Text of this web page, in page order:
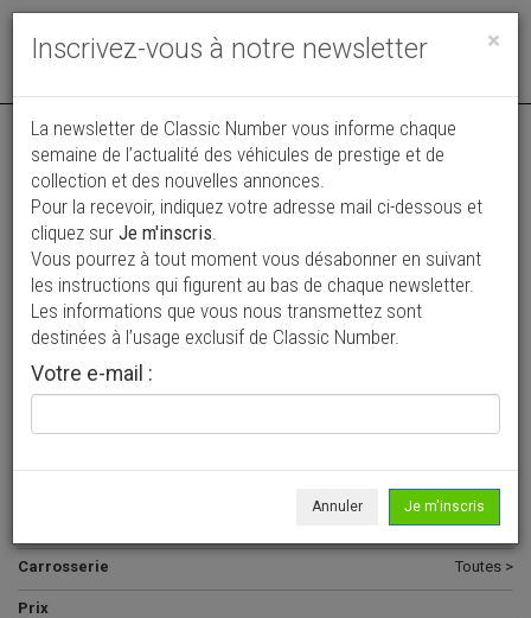
Toggle
Vos annonces vues par
plus de 4 millions de collectionneurs
Ajouter une annonce
> Rechercher un véhicule
Tous >
Carrosserie Toutes >
Prix
×
Inscrivez-vous à notre newsletter
La newsletter de Classic Number vous informe chaque
semaine de l’actualité des véhicules de prestige et de
collection et des nouvelles annonces.
Pour la recevoir, indiquez votre adresse mail ci-dessous et
cliquez sur Je m'inscris.
Vous pourrez à tout moment vous désabonner en suivant
les instructions qui figurent au bas de chaque newsletter.
Les informations que vous nous transmettez sont
destinées à l’usage exclusif de Classic Number.
Votre e-mail :
Annuler Je m'inscris